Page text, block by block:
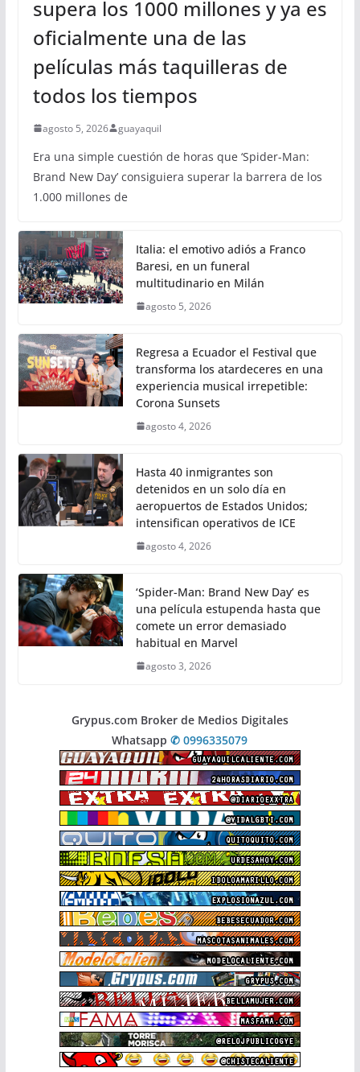
supera los 1000 millones y ya es
oficialmente una de las
películas más taquilleras de
todos los tiempos
agosto 5, 2026 guayaquil
Era una simple cuestión de horas que ‘Spider-Man:
Brand New Day’ consiguiera superar la barrera de los
1.000 millones de
Italia: el emotivo adiós a Franco
Baresi, en un funeral
multitudinario en Milán
agosto 5, 2026
Regresa a Ecuador el Festival que
transforma los atardeceres en una
experiencia musical irrepetible:
Corona Sunsets
agosto 4, 2026
Hasta 40 inmigrantes son
detenidos en un solo día en
aeropuertos de Estados Unidos;
intensifican operativos de ICE
agosto 4, 2026
‘Spider-Man: Brand New Day’ es
una película estupenda hasta que
comete un error demasiado
habitual en Marvel
agosto 3, 2026
Grypus.com Broker de Medios Digitales
Whatsapp✆ 0996335079